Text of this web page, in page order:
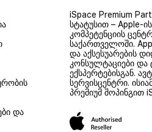
და
iSpace Premium
სტატუსით – Apple-ის
კომპეტენციის
საქართველოში.
და აქსესუარების
კონსულტაციები და
ექსპერტებისგან.
სერვისცენტრი.
პრემიუმ შოპინგით